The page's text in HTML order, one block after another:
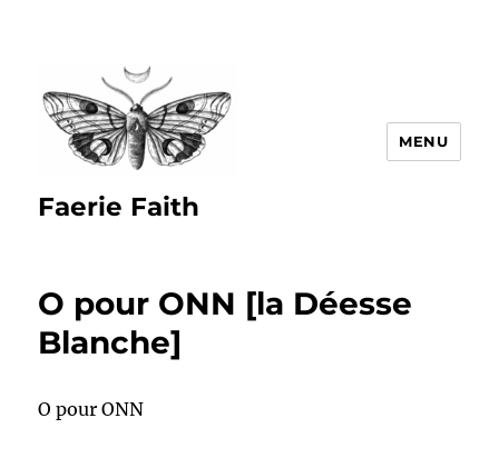
Faerie Faith
MENU
O pour ONN [la Déesse
Blanche]
O pour ONN